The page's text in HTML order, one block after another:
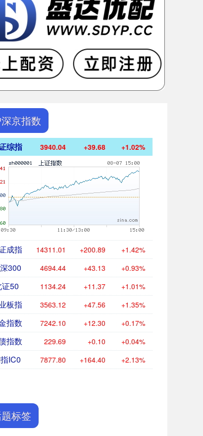
京指数
综指 3940.04 +39.68 +1.02%
成指 14311.01 +200.89 +1.42%
300 4694.44 +43.13 +0.93%
50 1134.24 +11.37 +1.01%
板指 3563.12 +47.56 +1.35%
指数 7242.10 +12.30 +0.17%
指数 229.69 +0.10 +0.04%
IC0 7877.80 +164.40 +2.13%
标签